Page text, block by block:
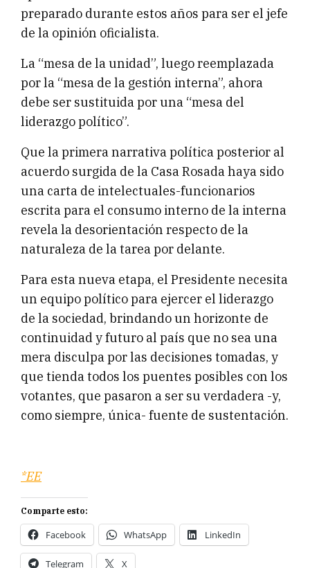
preparado durante estos años para ser el jefe
de la opinión oficialista.
La “mesa de la unidad”, luego reemplazada
por la “mesa de la gestión interna”, ahora
debe ser sustituida por una “mesa del
liderazgo político”.
Que la primera narrativa política posterior al
acuerdo surgida de la Casa Rosada haya sido
una carta de intelectuales-funcionarios
escrita para el consumo interno de la interna
revela la desorientación respecto de la
naturaleza de la tarea por delante.
Para esta nueva etapa, el Presidente necesita
un equipo político para ejercer el liderazgo
de la sociedad, brindando un horizonte de
continuidad y futuro al país que no sea una
mera disculpa por las decisiones tomadas, y
que tienda todos los puentes posibles con los
votantes, que pasaron a ser su verdadera -y,
como siempre, única- fuente de sustentación.
*EE
Comparte esto:
Facebook WhatsApp LinkedIn
Telegram X